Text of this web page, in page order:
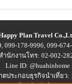
Plan Travel
099-178-9996, 099-
สำนักงานโทร: 02-002-
Line ID: @huahinhome
ประกอบธุรกิจนำเที่ยว: